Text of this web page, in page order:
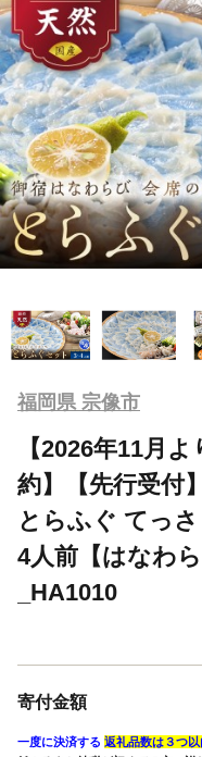
福岡県 宗像市
【2026年11月
約】【先行受
とらふぐ てっ
4人前【はなわ
_HA1010
寄付金額
一度に決済する 返礼品数は３つ以